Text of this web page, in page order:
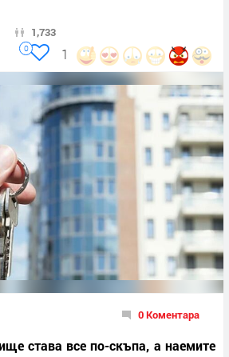
1,733
1
0
0 Коментара
става все по-скъпа, а наемите